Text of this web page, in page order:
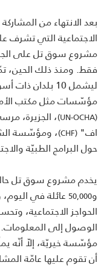
بعد الانتهاء من
الاجتماعية التي تشرف
مشروع سوق تل على
فقط. ومنذ ذلك
ليشمل 10
مؤسّسات مثل مكتب
(UN-OCHA) ، الجزيرة،
اف" (CHF)
، ومؤسّسة
حول البرامج الطبيّة
يخدم مشروع سوق تل
و50,000 عائلة في
الحواجز الاجتماعية،
الوصول إلى
مؤسّسة خيريّة، إلاّ أنّه
أن تقوم عليها عامّة